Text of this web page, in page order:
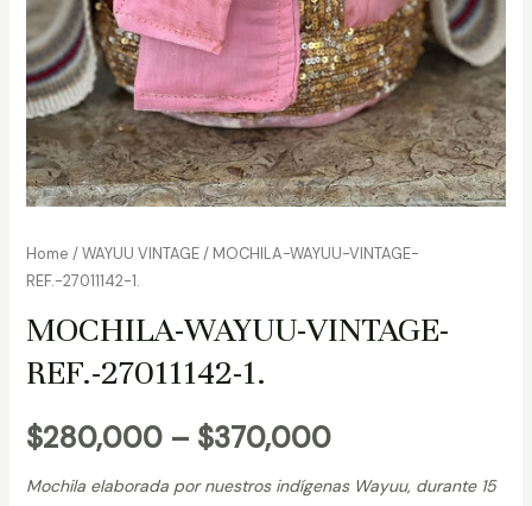
Home /WAYUU VINTAGE/ MOCHILA-WAYUU-VINTAGE-
REF.-27011142-1.
MOCHILA-WAYUU-VINTAGE-
REF.-27011142-1.
$280,000– $370,000
Mochila elaborada por nuestros indígenas Wayuu, durante 15